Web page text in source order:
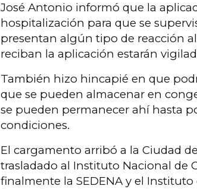
José Antonio informó que la
hospitalización para que se
presentan algún tipo de reacción
reciban la aplicación estarán
También hizo hincapié en que
que se pueden almacenar en
se pueden permanecer ahí hasta
condiciones.
El cargamento arribó a la Ciudad
trasladado al Instituto Nacional de
finalmente la SEDENA y el